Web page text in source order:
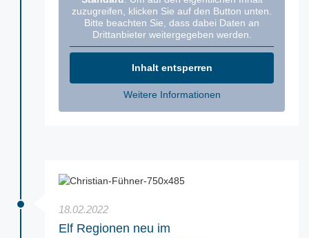
zuzugreifen, klicken Sie auf den Button unten.
Bitte beachten Sie, dass dabei Daten an
Drittanbieter weitergegeben werden.
Inhalt entsperren
Weitere Informationen
18.02.2022
Elf Regionen neu im